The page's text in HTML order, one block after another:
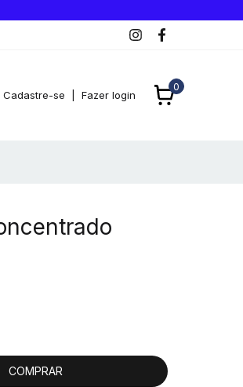
Cadastre-se Fazer login
0